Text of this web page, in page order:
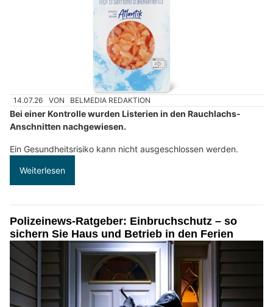
14.07.26 VON BELMEDIA REDAKTION
Bei einer Kontrolle wurden Listerien in den Rauchlachs-
Anschnitten nachgewiesen.
Ein Gesundheitsrisiko kann nicht ausgeschlossen werden.
Weiterlesen
Polizeinews-Ratgeber: Einbruchschutz – so
sichern Sie Haus und Betrieb in den Ferien